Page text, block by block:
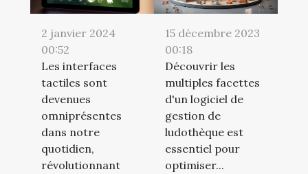
2 janvier 2024
00:52
Les interfaces
tactiles sont
devenues
omniprésentes
dans notre
quotidien,
révolutionnant
15 décembre 2023
00:18
Découvrir les
multiples facettes
d'un logiciel de
gestion de
ludothèque est
essentiel pour
optimiser...